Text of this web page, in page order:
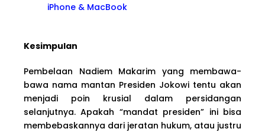
iPhone & MacBook
Kesimpulan
Pembelaan Nadiem Makarim yang membawa-
bawa nama mantan Presiden Jokowi tentu akan
menjadi poin krusial dalam persidangan
selanjutnya. Apakah “mandat presiden” ini bisa
membebaskannya dari jeratan hukum, atau justru